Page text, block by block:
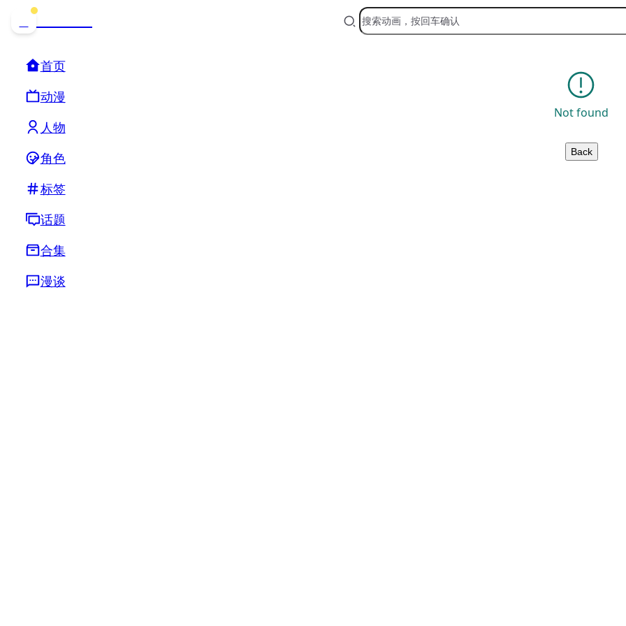
首页
动漫
人物
角色
标签
话题
合集
漫谈
Not found
Back